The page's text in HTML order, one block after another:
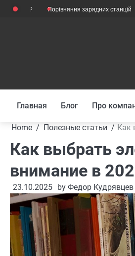
SkipПорівняння зарядних станцій Плюсы
Главная Блог Про
Home Полезные статьи Как
Как выбрать
внимание в
23.10.2025 by Федор Кудрявцев